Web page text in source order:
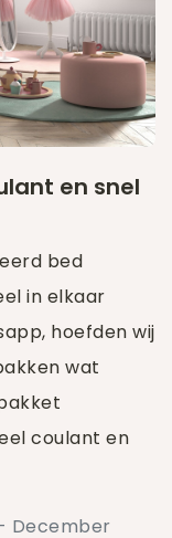
en snel
bed
in elkaar
hoefden wij
wat
coulant en
December